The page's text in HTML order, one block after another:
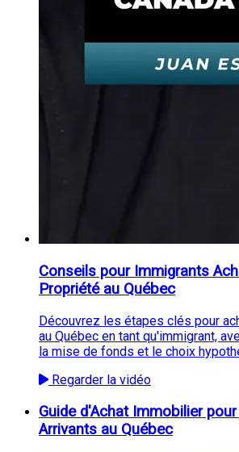
Conseils pour Immigrants
Propriété au Québec
Découvrez les étapes clés pour
au Québec en tant qu'immigrant,
la mise de fonds et le choix
Regarder la vidéo
Guide d'Achat Immobilier
Arrivants au Québec